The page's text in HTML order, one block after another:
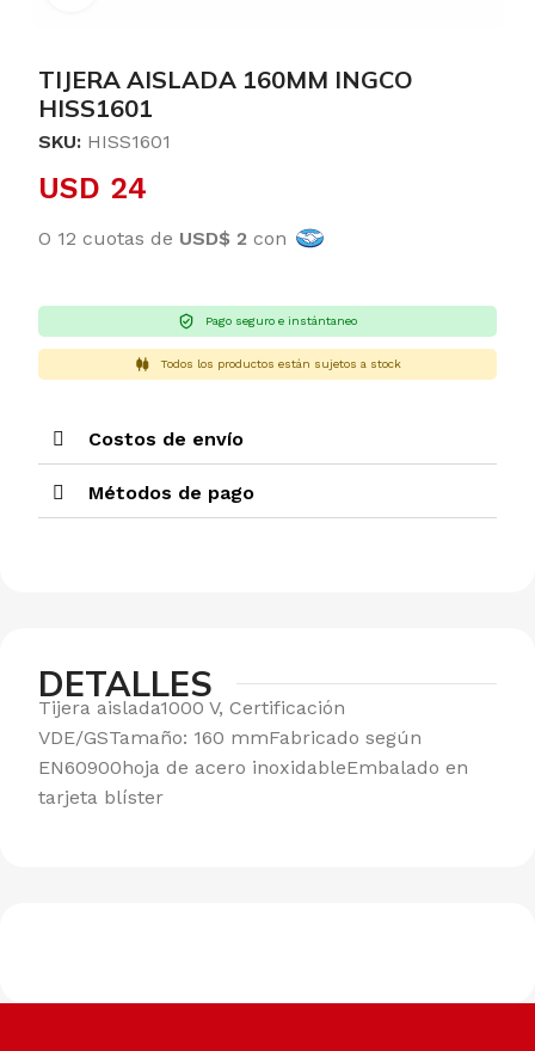
TIJERA AISLADA 160MM INGCO
HISS1601
SKU: HISS1601
USD 24
O 12 cuotas de USD$ 2 con
Pago seguro e instántaneo
Todos los productos están sujetos a stock
Costos de envío
Métodos de pago
DETALLES
Tijera aislada1000 V, Certificación
VDE/GSTamaño: 160 mmFabricado según
EN60900hoja de acero inoxidableEmbalado en
tarjeta blíster